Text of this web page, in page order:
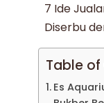
7 Ide
Diserbu
Table
Es